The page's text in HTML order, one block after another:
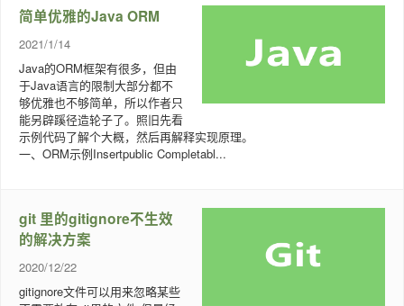
简单优雅的Java ORM
2021/1/14
Java的ORM框架有很多，但由
于Java语言的限制大部分都不
够优雅也不够简单，所以作者只
能另辟蹊径造轮子了。照旧先看
示例代码了解个大概，然后再解释实现原理。
一、ORM示例Insertpublic Completabl...
git 里的gitignore不生效
的解决方案
2020/12/22
gitignore文件可以用来忽略某些